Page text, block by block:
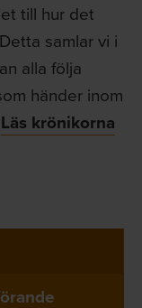
till hur det
samlar vi i
alla följa
händer inom
Läs krönikorna